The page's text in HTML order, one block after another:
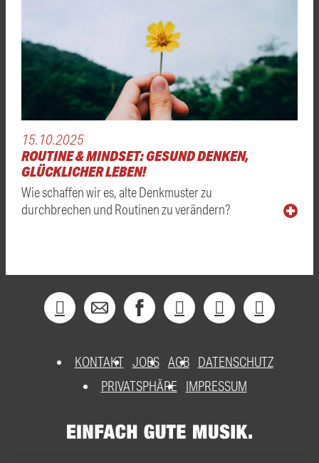
15.10.2025
ROUTINE & MINDSET: GESUND DENKEN,
GLÜCKLICHER LEBEN!
Wie schaffen wir es, alte Denkmuster zu
durchbrechen und Routinen zu verändern?
KONTAKT JOBS AGB DATENSCHUTZ
PRIVATSPHÄRE
IMPRESSUM